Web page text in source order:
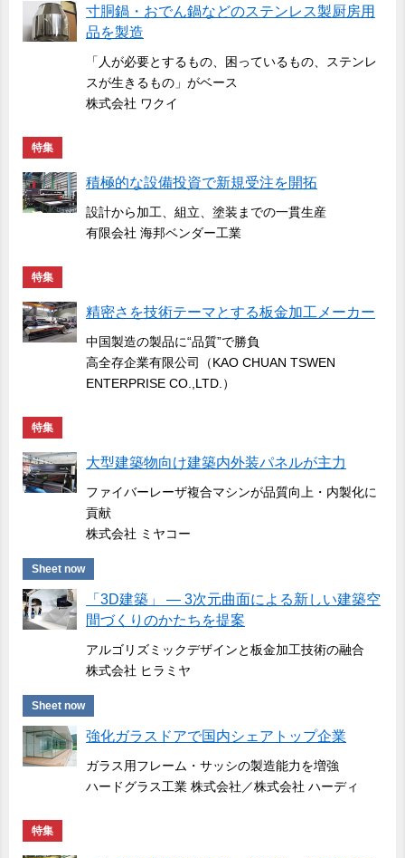
寸胴鍋・おでん鍋などのステンレス製厨房用
品を製造
「人が必要とするもの、困っているもの、ステンレ
スが生きるもの」がベース
株式会社 ワクイ
特集
積極的な設備投資で新規受注を開拓
設計から加工、組立、塗装までの一貫生産
有限会社 海邦ベンダー工業
特集
精密さを技術テーマとする板金加工メーカー
中国製造の製品に“品質”で勝負
高全存企業有限公司（KAO CHUAN TSWEN
ENTERPRISE CO.,LTD.）
特集
大型建築物向け建築内外装パネルが主力
ファイバーレーザ複合マシンが品質向上・内製化に
貢献
株式会社 ミヤコー
Sheet now
「3D建築」 ― 3次元曲面による新しい建築空
間づくりのかたちを提案
アルゴリズミックデザインと板金加工技術の融合
株式会社 ヒラミヤ
Sheet now
強化ガラスドアで国内シェアトップ企業
ガラス用フレーム・サッシの製造能力を増強
ハードグラス工業 株式会社／株式会社 ハーディ
特集